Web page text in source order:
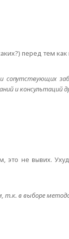
перед тем
сопутствующих
и консультаций
это не вывих.
в выборе